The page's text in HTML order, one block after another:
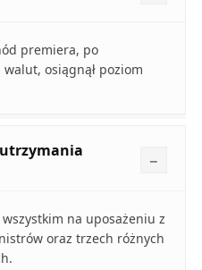
premiera, po
osiągnął poziom
utrzymania
na uposażeniu z
oraz trzech różnych